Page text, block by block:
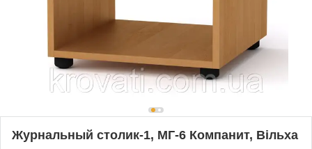
Журнальный столик-1, МГ-6 Компанит, Вільха